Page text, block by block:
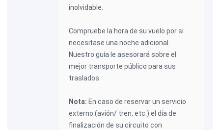
inolvidable.
Compruebe la hora de su vuelo por si
necesitase una noche adicional.
Nuestro guía le asesorará sobre el
mejor transporte público para sus
traslados.
Nota: En caso de reservar un servicio
externo (avión/ tren, etc.) el día de
finalización de su circuito con